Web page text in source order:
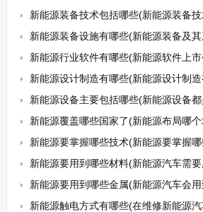
新能源装备技术包括哪些(新能源装备
新能源装备设施有哪些(新能源装备及
新能源行业软件有哪些(新能源软件上
新能源设计制造有哪些(新能源设计制
新能源设备主要包括哪些(新能源设备
新能源覆盖哪些国家了(新能源布局哪
新能源要掌握哪些技术(新能源要掌握
新能源要用到哪些材料(新能源汽车需
新能源要用到哪些金属(新能源汽车会
新能源触电方式有哪些(在维修新能源汽车时如